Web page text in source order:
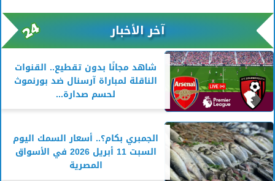
آخر الأخبار
شاهد مجانًا بدون تقطيع.. القنوات
الناقلة لمباراة آرسنال ضد بورنموث
لحسم صدارة...
الجمبري بكام؟.. أسعار السمك اليوم
السبت 11 أبريل 2026 في الأسواق
المصرية